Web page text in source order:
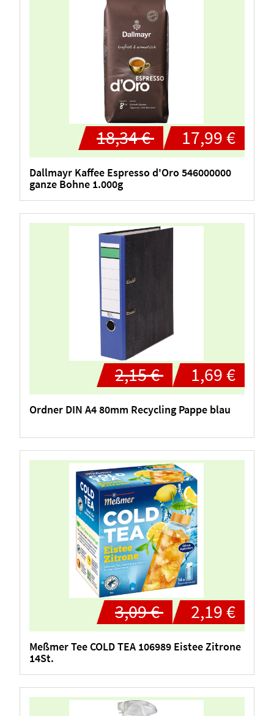
18,34 € 17,99 €
Dallmayr Kaffee Espresso d'Oro 546000000
ganze Bohne 1.000g
2,15 € 1,69 €
Ordner DIN A4 80mm Recycling Pappe blau
3,09 € 2,19 €
Meßmer Tee COLD TEA 106989 Eistee Zitrone
14St.